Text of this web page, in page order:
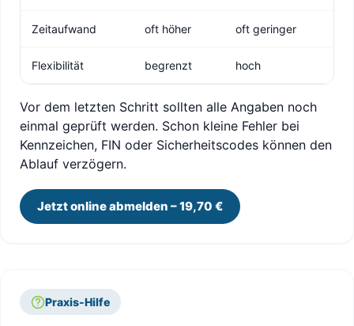
Zeitaufwand oft höher oft geringer
Flexibilität begrenzt hoch
Vor dem letzten Schritt sollten alle Angaben noch
einmal geprüft werden. Schon kleine Fehler bei
Kennzeichen, FIN oder Sicherheitscodes können den
Ablauf verzögern.
Jetzt online abmelden – 19,70 €
Praxis-Hilfe